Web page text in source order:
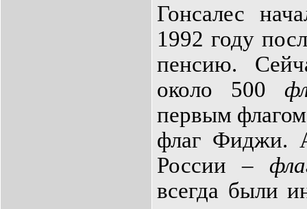
Гонсалес
1992 году
пенсию.
около 500
первым
флаг Фиджи.
России –
всегда были